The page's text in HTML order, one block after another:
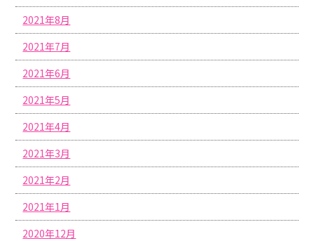
2021年8月
2021年7月
2021年6月
2021年5月
2021年4月
2021年3月
2021年2月
2021年1月
2020年12月